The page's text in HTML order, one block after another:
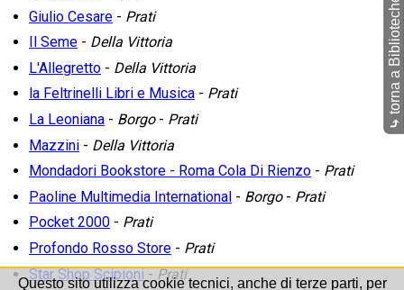
Giulio Cesare - Prati
Il Seme - Della Vittoria
L'Allegretto - Della Vittoria
la Feltrinelli Libri e Musica - Prati
La Leoniana - Borgo- Prati
Mazzini - Della Vittoria
Mondadori Bookstore - Roma Cola Di Rienzo - Prati
Paoline Multimedia International - Borgo- Prati
Pocket 2000 - Prati
Profondo Rosso Store - Prati
Star Shop Scipioni-Prati
⤷
torna a Biblioteche
Questo sito utilizza cookie tecnici, anche di terze parti, per